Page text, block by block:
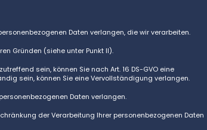
Daten verlangen, die wir verarbeiten.
Gründen (siehe unter Punkt II).
sein, können Sie nach Art. 16 DS-GVO eine
sein, können Sie eine Vervollständigung verlangen.
Daten verlangen.
der Verarbeitung Ihrer personenbezogenen Daten